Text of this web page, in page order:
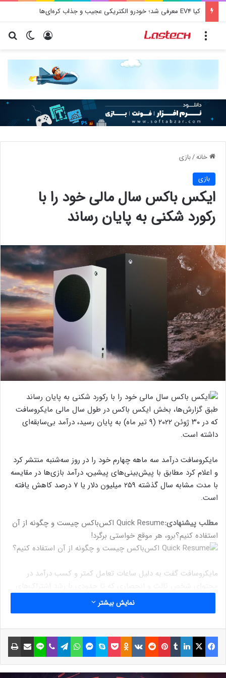
کیا EV4 معرفی شد؛ خودرو الکتریکی عجیب و جذاب کره‌ای‌ها
تغییر ورود
خانه/بازی
بازی
ایکس باکس سال مالی خود را با
رکورد شکنی به پایان رساند
طبق گزارش‌ها، بخش ایکس باکس در طول سال مالی مایکروسافت
که در ۳۰ ژوئن ۲۰۲۲ (۹ تیر ماه) به پایان رسید، درآمد بی‌سابقه‌ای
داشته است.
مایکروسافت درآمد سه ماهه چهارم خود را در روز سه‌شنبه منتشر کرد
و اعلام کرد مطابق با پیش‌بینی‌های پیشین، درآمد بازی‌ها در مقایسه
با مدت مشابه سال گذشته ۲۵۹ میلیون دلار یا ۷ درصد کاهش یافته
است.
مطلب پیشنهادی:
Quick Resume اکس‌باکس چیست و چگونه از آن
استفاده کنیم؟برو، هر موقع خواستی برگرد!
مایکروسافت گفت به دلیل ساعات تعامل کمتر و کسب درآمد در
درصد و درآمد محتوا و خدمات نیز ۶ درصد کاهش یافت.
نوشته های مشابه
مصرف بسیار بالای اینترنت در
نمایش بیشتر
فیسبوک ایکس لینکداین تامبلر پینتریست Reddit
VKontakte
Odnoklassniki پاکت اسکایپ مسنجر واتس آپ تلگرام وایبر لاین اشتراک گذاری با ایمیل